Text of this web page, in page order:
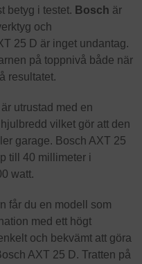
betyg i testet. Bosch är
och
25 D är inget undantag.
på toppnivå både när
resultatet.
utrustad med en
vilket gör att den
garage. Bosch AXT 25
till 40 millimeter i
watt.
får du en modell som
med ett högt
och bekvämt att göra
AXT 25 D. Tratten på